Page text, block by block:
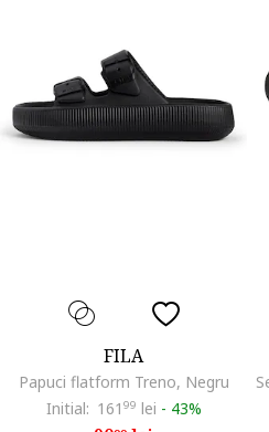
FILA
Papuci flatform Treno, Negru
Initial: 161 99 lei - 43%